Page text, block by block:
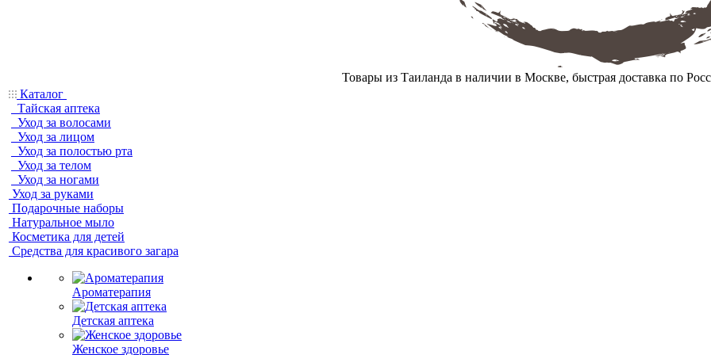
Товары из Таиланда в наличии в Москве, быстрая доставка по
Каталог
Тайская аптека
Уход за волосами
Уход за лицом
Уход за полостью рта
Уход за телом
Уход за ногами
Уход за руками
Подарочные наборы
Натуральное мыло
Косметика для детей
Средства для красивого загара
Ароматерапия
Детская аптека
Женское здоровье